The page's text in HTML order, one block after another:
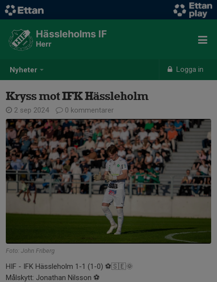
Nyheter Logga in
Hässleholms IF
Herr
Kryss mot IFK Hässleholm
2 sep 2024 0 kommentarer
Foto: John Friberg
HIF - IFK Hässleholm 1-1 (1-0) ⚽️🇸🇪🌞
Målskytt: Jonathan Nilsson ⚽️